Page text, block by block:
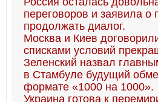
переговоров и заявила о
продолжать диалог.
Москва и Киев
списками условий
Зеленский назвал
в Стамбуле будущий
формате «1000 на 1000».
Украина готова к